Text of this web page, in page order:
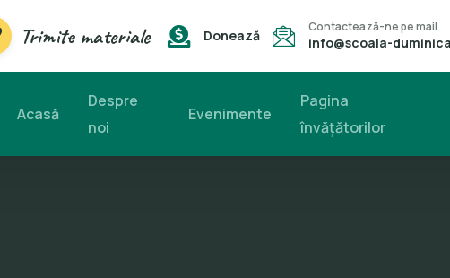
Trimite materiale Donează
Contactează-ne pe mail
info@scoala-
Acasă
Despre
noi
Evenimente
Pagina
învăţătorilor